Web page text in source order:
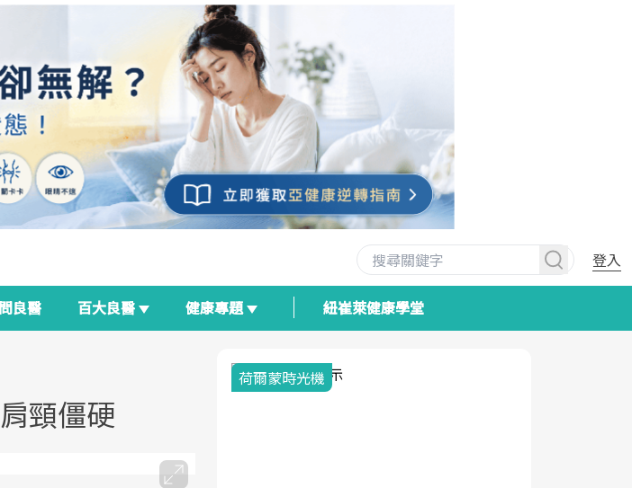
登入
良醫 百大良醫 健康專題 紐崔萊健康學堂
頸僵硬
荷爾蒙時光機